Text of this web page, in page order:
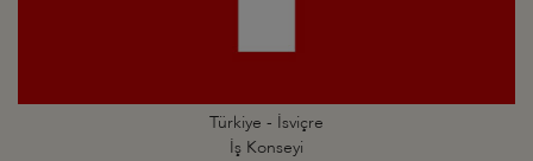
Türkiye - İsviçre
İş Konseyi